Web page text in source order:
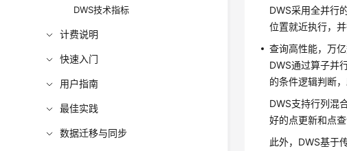
DWS技术指标
计费说明
快速入门
用户指南
最佳实践
数据迁移与同步
DWS采用全并行
位置就近执行，
查询高性能，万
DWS通过算子并
的条件逻辑判断
DWS支持行列混
好的点更新和点
此外，DWS基于